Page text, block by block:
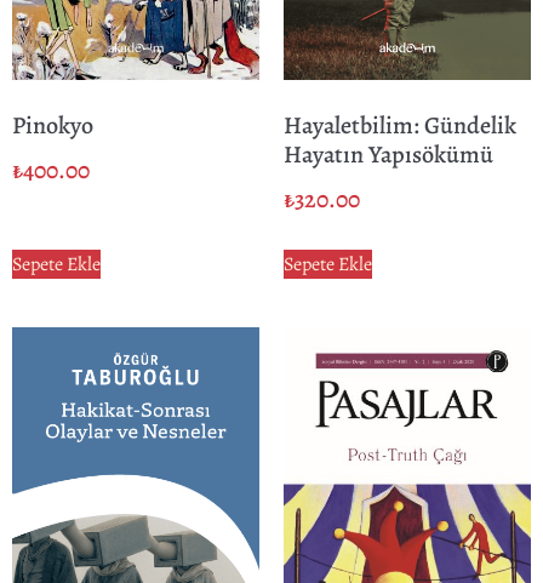
Pinokyo
₺400.00
Sepete Ekle
Hayaletbilim: Gündelik
Hayatın Yapısökümü
₺320.00
Sepete Ekle